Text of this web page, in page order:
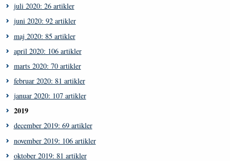
juli 2020: 26 artikler
juni 2020: 92 artikler
maj 2020: 85 artikler
april 2020: 106 artikler
marts 2020: 70 artikler
februar 2020: 81 artikler
januar 2020: 107 artikler
2019
december 2019: 69 artikler
november 2019: 106 artikler
oktober 2019: 81 artikler